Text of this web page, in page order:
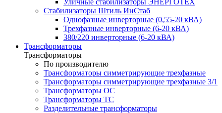
Уличные стабилизаторы ЭНЕРГОТЕХ
Стабилизаторы Штиль ИнСтаб
Однофазные инверторные (0,55-20 кВА)
Трехфазные инверторные (6-20 кВА)
380/220 инверторные (6-20 кВА)
Трансформаторы
Трансформаторы
По производителю
Трансформаторы симметрирующие трехфазные
Трансформаторы симметрирующие трехфазные 3/1
Трансформаторы ОС
Трансформаторы ТС
Разделительные трансформаторы